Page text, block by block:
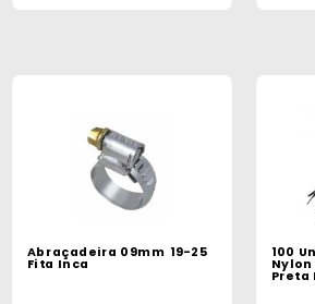
Pneumáticos
Químicos
Abraçadeira 09mm 19-25
Fita Inca
100
Preta